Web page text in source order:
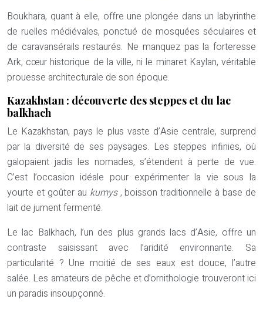
Boukhara, quant à elle, offre une plongée dans un labyrinthe
de ruelles médiévales, ponctué de mosquées séculaires et
de caravansérails restaurés. Ne manquez pas la forteresse
Ark, cœur historique de la ville, ni le minaret Kaylan, véritable
prouesse architecturale de son époque.
Kazakhstan : découverte des steppes et du lac
balkhach
Le Kazakhstan, pays le plus vaste d’Asie centrale, surprend
par la diversité de ses paysages. Les steppes infinies, où
galopaient jadis les nomades, s’étendent à perte de vue.
C’est l’occasion idéale pour expérimenter la vie sous la
yourte et goûter au kumys, boisson traditionnelle à base de
lait de jument fermenté.
Le lac Balkhach, l’un des plus grands lacs d’Asie, offre un
contraste saisissant avec l’aridité environnante. Sa
particularité ? Une moitié de ses eaux est douce, l’autre
salée. Les amateurs de pêche et d’ornithologie trouveront ici
un paradis insoupçonné.